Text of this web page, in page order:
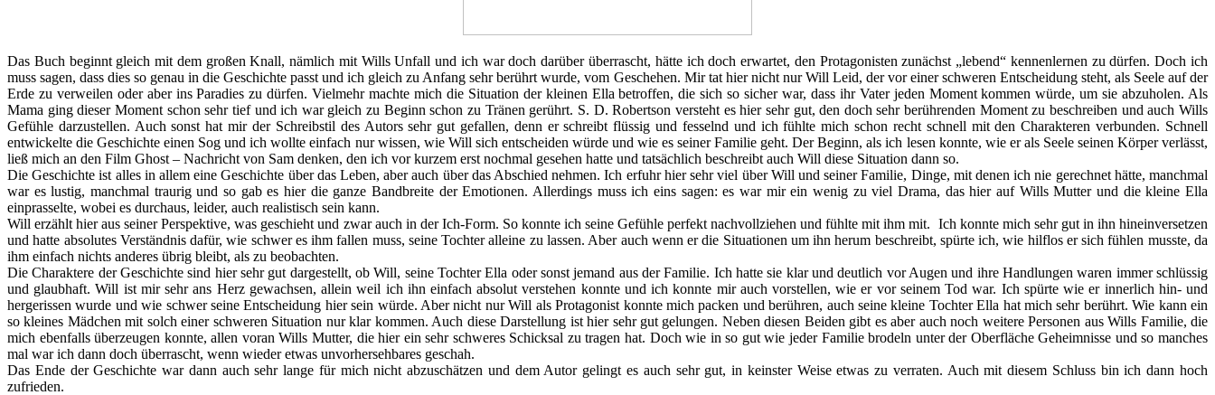
Das Buch beginnt gleich mit dem großen Knall, nämlich mit Wills Unfall und ich war doch darüber überrascht, hätte ich doch erwartet, den Protagonisten zunächst „lebend“ kennenlernen zu dürfen. Doch ich
muss sagen, dass dies so genau in die Geschichte passt und ich gleich zu Anfang sehr berührt wurde, vom Geschehen. Mir tat hier nicht nur Will Leid, der vor einer schweren Entscheidung steht, als Seele auf der
Erde zu verweilen oder aber ins Paradies zu dürfen. Vielmehr machte mich die Situation der kleinen Ella betroffen, die sich so sicher war, dass ihr Vater jeden Moment kommen würde, um sie abzuholen. Als
Mama ging dieser Moment schon sehr tief und ich war gleich zu Beginn schon zu Tränen gerührt. S. D. Robertson versteht es hier sehr gut, den doch sehr berührenden Moment zu beschreiben und auch Wills
Gefühle darzustellen. Auch sonst hat mir der Schreibstil des Autors sehr gut gefallen, denn er schreibt flüssig und fesselnd und ich fühlte mich schon recht schnell mit den Charakteren verbunden. Schnell
entwickelte die Geschichte einen Sog und ich wollte einfach nur wissen, wie Will sich entscheiden würde und wie es seiner Familie geht. Der Beginn, als ich lesen konnte, wie er als Seele seinen Körper verlässt,
ließ mich an den Film Ghost – Nachricht von Sam denken, den ich vor kurzem erst nochmal gesehen hatte und tatsächlich beschreibt auch Will diese Situation dann so.
Die Geschichte ist alles in allem eine Geschichte über das Leben, aber auch über das Abschied nehmen. Ich erfuhr hier sehr viel über Will und seiner Familie, Dinge, mit denen ich nie gerechnet hätte, manchmal
war es lustig, manchmal traurig und so gab es hier die ganze Bandbreite der Emotionen. Allerdings muss ich eins sagen: es war mir ein wenig zu viel Drama, das hier auf Wills Mutter und die kleine Ella
einprasselte, wobei es durchaus, leider, auch realistisch sein kann.
Will erzählt hier aus seiner Perspektive, was geschieht und zwar auch in der Ich-Form. So konnte ich seine Gefühle perfekt nachvollziehen und fühlte mit ihm mit. Ich konnte mich sehr gut in ihn hineinversetzen
und hatte absolutes Verständnis dafür, wie schwer es ihm fallen muss, seine Tochter alleine zu lassen. Aber auch wenn er die Situationen um ihn herum beschreibt, spürte ich, wie hilflos er sich fühlen musste, da
ihm einfach nichts anderes übrig bleibt, als zu beobachten.
Die Charaktere der Geschichte sind hier sehr gut dargestellt, ob Will, seine Tochter Ella oder sonst jemand aus der Familie. Ich hatte sie klar und deutlich vor Augen und ihre Handlungen waren immer schlüssig
und glaubhaft. Will ist mir sehr ans Herz gewachsen, allein weil ich ihn einfach absolut verstehen konnte und ich konnte mir auch vorstellen, wie er vor seinem Tod war. Ich spürte wie er innerlich hin- und
hergerissen wurde und wie schwer seine Entscheidung hier sein würde. Aber nicht nur Will als Protagonist konnte mich packen und berühren, auch seine kleine Tochter Ella hat mich sehr berührt. Wie kann ein
so kleines Mädchen mit solch einer schweren Situation nur klar kommen. Auch diese Darstellung ist hier sehr gut gelungen. Neben diesen Beiden gibt es aber auch noch weitere Personen aus Wills Familie, die
mich ebenfalls überzeugen konnte, allen voran Wills Mutter, die hier ein sehr schweres Schicksal zu tragen hat. Doch wie in so gut wie jeder Familie brodeln unter der Oberfläche Geheimnisse und so manches
mal war ich dann doch überrascht, wenn wieder etwas unvorhersehbares geschah.
Das Ende der Geschichte war dann auch sehr lange für mich nicht abzuschätzen und dem Autor gelingt es auch sehr gut, in keinster Weise etwas zu verraten. Auch mit diesem Schluss bin ich dann hoch
zufrieden.